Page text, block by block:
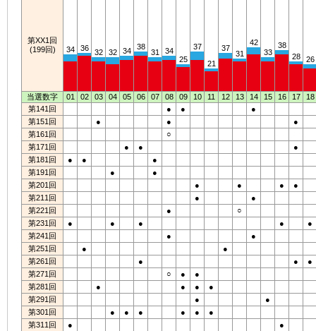
第XX1回
(199回)
34 36 32 32 34 38
31
34
25
37
21
37
31
42
33
38
28
26
当選数字 01 02 03 04 05 06 07 08 09 10 11 12 13 14 15 16 17
18
第141回
● ●
●
第151回
● ●
●
第161回
○
第171回
● ●
●
第181回
● ●
●
第191回
●
●
第201回
● ● ●
●
第211回
●
●
第221回
●
○
第231回
● ● ● ●
●
第241回
●
●
第251回
●
●
第261回
● ●
●
第271回
○ ●
●
第281回
● ● ●
●
第291回
●
●
第301回
● ● ● ● ●
●
第311回
●
●